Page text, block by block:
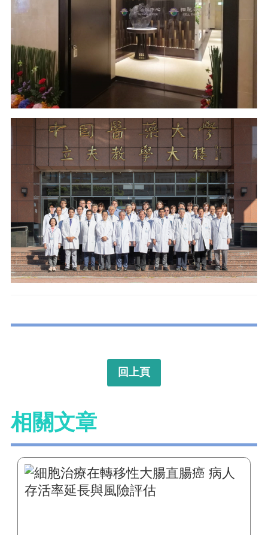
回上頁
相關文章